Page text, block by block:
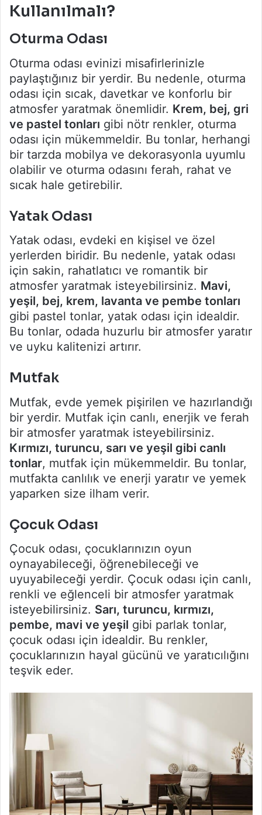
Kullanılmalı?
Oturma Odası
Oturma odası evinizi misafirlerinizle
paylaştığınız bir yerdir. Bu nedenle, oturma
odası için sıcak, davetkar ve konforlu bir
atmosfer yaratmak önemlidir. Krem, bej, gri
ve pastel tonları gibi nötr renkler, oturma
odası için mükemmeldir. Bu tonlar, herhangi
bir tarzda mobilya ve dekorasyonla uyumlu
olabilir ve oturma odasını ferah, rahat ve
sıcak hale getirebilir.
Yatak Odası
Yatak odası, evdeki en kişisel ve özel
yerlerden biridir. Bu nedenle, yatak odası
için sakin, rahatlatıcı ve romantik bir
atmosfer yaratmak isteyebilirsiniz. Mavi,
yeşil, bej, krem, lavanta ve pembe tonları
gibi pastel tonlar, yatak odası için idealdir.
Bu tonlar, odada huzurlu bir atmosfer yaratır
ve uyku kalitenizi artırır.
Mutfak
Mutfak, evde yemek pişirilen ve hazırlandığı
bir yerdir. Mutfak için canlı, enerjik ve ferah
bir atmosfer yaratmak isteyebilirsiniz.
Kırmızı, turuncu, sarı ve yeşil gibi canlı
tonlar, mutfak için mükemmeldir. Bu tonlar,
mutfakta canlılık ve enerji yaratır ve yemek
yaparken size ilham verir.
Çocuk Odası
Çocuk odası, çocuklarınızın oyun
oynayabileceği, öğrenebileceği ve
uyuyabileceği yerdir. Çocuk odası için canlı,
renkli ve eğlenceli bir atmosfer yaratmak
isteyebilirsiniz. Sarı, turuncu, kırmızı,
pembe, mavi ve yeşil gibi parlak tonlar,
çocuk odası için idealdir. Bu renkler,
çocuklarınızın hayal gücünü ve yaratıcılığını
teşvik eder.